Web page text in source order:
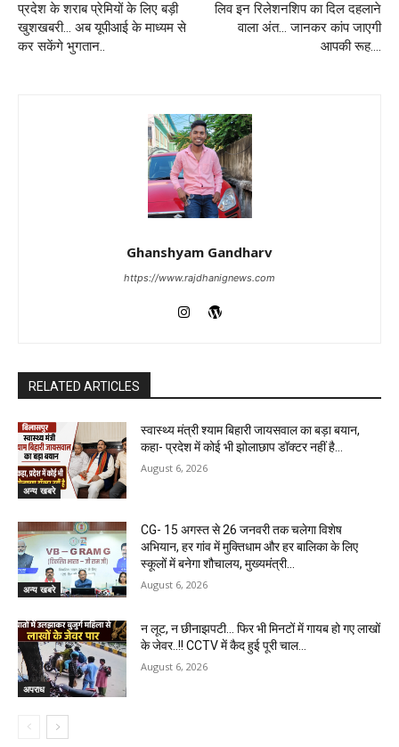
प्रदेश के शराब प्रेमियों के लिए बड़ी
खुशखबरी… अब यूपीआई के माध्यम से
कर सकेंगे भुगतान..
लिव इन रिलेशनशिप का दिल दहलाने
वाला अंत… जानकर कांप जाएगी
आपकी रूह….
Ghanshyam Gandharv
https://www.rajdhanignews.com
RELATED ARTICLES
अन्य खबरे
स्वास्थ्य मंत्री श्याम बिहारी जायसवाल का बड़ा बयान,
कहा- प्रदेश में कोई भी झोलाछाप डॉक्टर नहीं है…
August 6, 2026
अन्य खबरे
CG- 15 अगस्त से 26 जनवरी तक चलेगा विशेष
अभियान, हर गांव में मुक्तिधाम और हर बालिका के लिए
स्कूलों में बनेगा शौचालय, मुख्यमंत्री...
August 6, 2026
अपराध
न लूट, न छीनाझपटी… फिर भी मिनटों में गायब हो गए लाखों
के जेवर..!! CCTV में कैद हुई पूरी चाल…
August 6, 2026